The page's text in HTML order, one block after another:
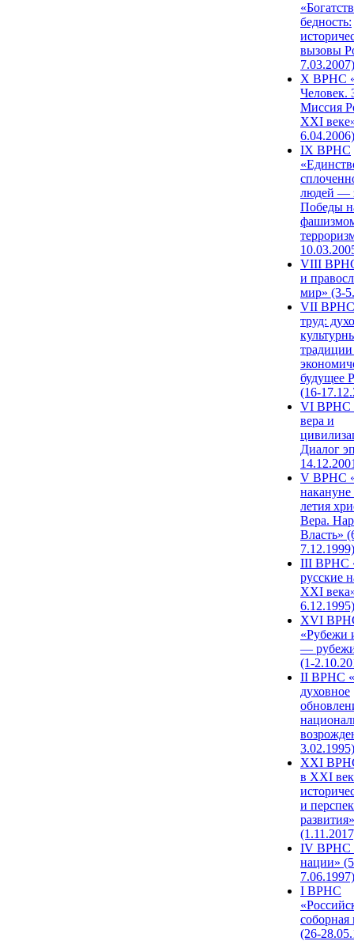
бедность:
вызовы
7.03.2007)
X ВРНС
Человек.
Миссия
XXI
6.04.2006)
IX ВРНС
людей —
Победы
VIII
и
мир» (3-
VII ВРНС
труд:
будущее
(16-
VI ВРНС
вера и
Диалог
V ВРНС
накануне
летия
Вера.
Власть»
7.12.1999)
III ВРНС
русские
XXI
6.12.1995)
XVI
«Рубежи
—
(1-
II ВРНС
духовное
3.02.1995)
XХI
в XXI
и
развития»
IV ВРНС
нации»
7.06.1997)
I ВРНС
(26-